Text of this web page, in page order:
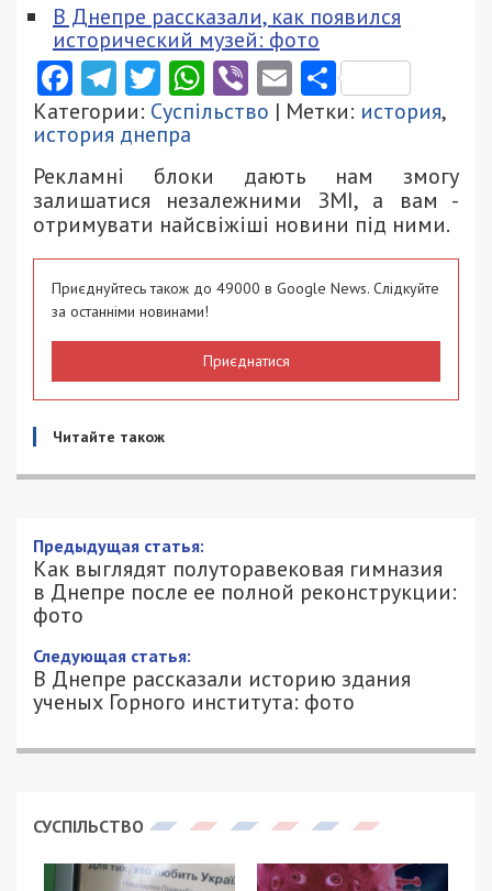
В Днепре рассказали, как появился
исторический музей: фото
Facebook
Telegram
Twitter
WhatsApp
ViberEmail
Категории: Суспільство | Метки: история,
история днепра
Рекламні блоки дають нам змогу
залишатися незалежними ЗМІ, а вам -
отримувати найсвіжіші новини під ними.
Приєднуйтесь також до 49000 в Google News. Слідкуйте
за останніми новинами!
Приєднатися
Читайте також
Как выглядят полуторавековая
гимназия в Днепре после ее полной
реконструкции: фото
23/07/2021 - 20:00
ЕКАТЕРИНА ШВЕЦ - СПЕЦИАЛЬНО ДЛЯ
49000.COM.UA
В Днепре закончилась глобальная реконструкция
государственной администрации.